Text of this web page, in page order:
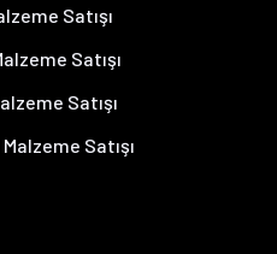
Satışı
Satışı
Satışı
Satışı